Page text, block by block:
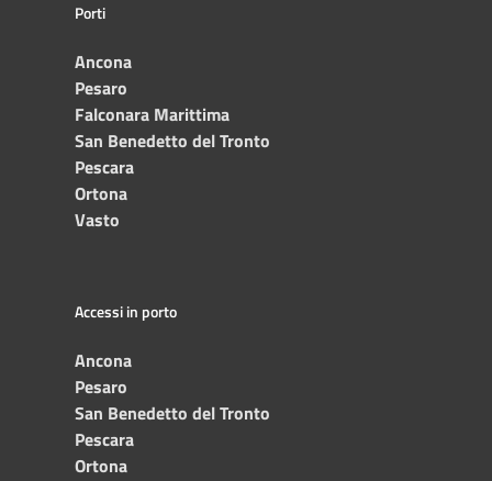
Porti
Ancona
Pesaro
Falconara Marittima
San Benedetto del Tronto
Pescara
Ortona
Vasto
Accessi in porto
Ancona
Pesaro
San Benedetto del Tronto
Pescara
Ortona